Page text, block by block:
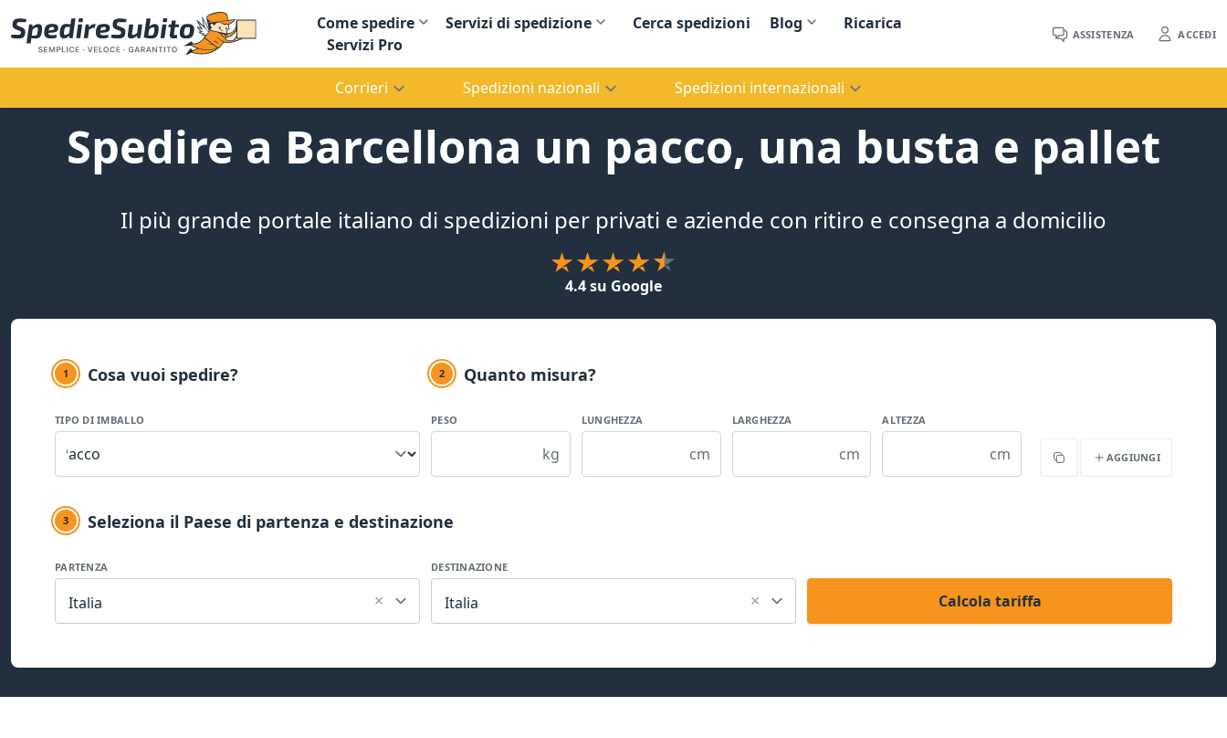
Come spedire Servizi di spedizione Cerca spedizioni Blog
Ricarica
Servizi Pro
ASSISTENZA ACCEDI
Corrieri Spedizioni nazionali Spedizioni internazionali
Spedire a Barcellona un pacco, una busta e pallet
Il più grande portale italiano di spedizioni per privati e aziende con ritiro e consegna a domicilio
4.4 su Google
1 Cosa vuoi spedire?
TIPO DI IMBALLO
2 Quanto misura?
PESO
kg
LUNGHEZZA
cm
LARGHEZZA
cm
ALTEZZA
cm
Copia AGGIUNGI
3 Seleziona il Paese di partenza e destinazione
PARTENZA
Italia ×
DESTINAZIONE
Italia × Calcola tariffa